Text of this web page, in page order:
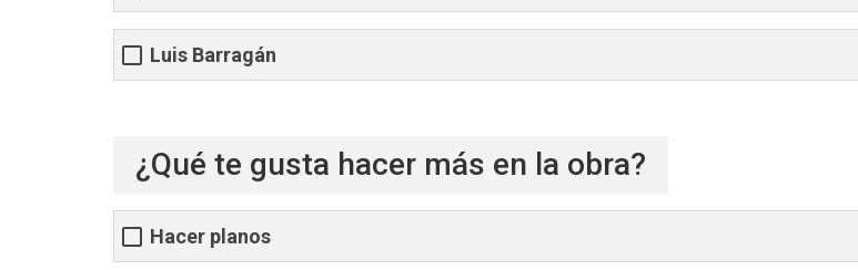
Luis Barragán
¿Qué te gusta hacer más en la obra?
Hacer planos